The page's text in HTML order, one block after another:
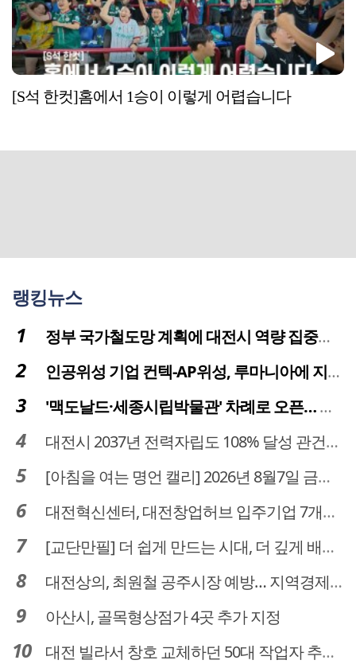
[S석 한컷]홈에서 1승이 이렇게 어렵습니다
랭킹뉴스
정부 국가철도망 계획에 대전시 역량 집중해야
인공위성 기업 컨텍-AP위성, 루마니아에 지상국 시스템 전수
'맥도날드·세종시립박물관' 차례로 오픈… 고운동 정주여건 좋아진다
대전시 2037년 전력자립도 108% 달성 관건은 '주민 수용성'
[아침을 여는 명언 캘리] 2026년 8월7일 금요일
대전혁신센터, 대전창업허브 입주기업 7개사 모집
[교단만필] 더 쉽게 만드는 시대, 더 깊게 배우는 교육
대전상의, 최원철 공주시장 예방… 지역경제 협력방안 논의
아산시, 골목형상점가 4곳 추가 지정
대전 빌라서 창호 교체하던 50대 작업자 추락해 숨져